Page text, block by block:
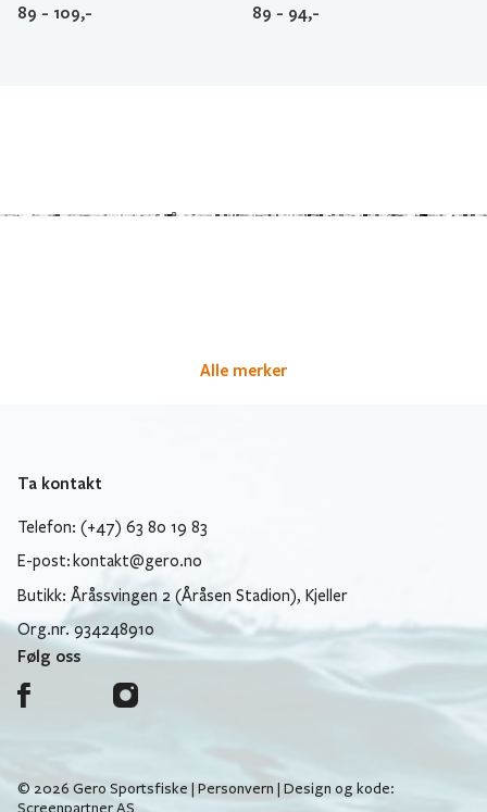
89 - 109,- 89 - 94,-
Alle merker
Ta kontakt
Telefon: (+47) 63 80 19 83
E-post: kontakt@gero.no
Butikk: Åråssvingen 2 (Åråsen Stadion), Kjeller
Org.nr. 934248910
Følg oss
© 2026 Gero Sportsfiske | Personvern | Design og kode: